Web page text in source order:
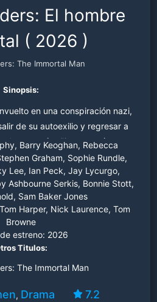
El hombre
( 2026 )
The Immortal Man
Sinopsis:
en una conspiración nazi,
de su autoexilio y regresar a
a su familia y su país.
Barry Keoghan, Rebecca
Graham, Sophie Rundle,
Lee, Ian Peck, Jay Lycurgo,
Ashbourne Serkis, Bonnie Stott,
Sam Baker Jones
Harper, Nick Laurence, Tom
Browne
estreno: 2026
Titulos:
The Immortal Man
, Drama 7.2